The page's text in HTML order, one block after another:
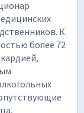
К
более 72